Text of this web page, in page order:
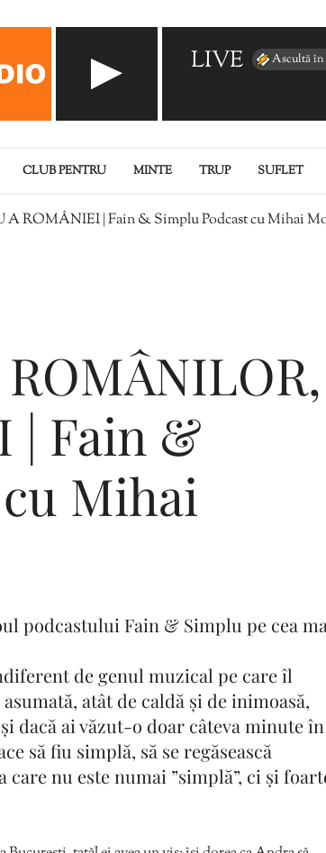
LIVE Ascultă
CLUB PENTRU MINTE TRUP SUFLET
| Fain & Simplu Podcast cu Mihai
| Fain &
Mihai
podcastului Fain & Simplu pe cea
de genul muzical pe care îl
atât de caldă și de inimoasă,
dacă ai văzut-o doar câteva minute în
să fiu simplă, să se regăsească
nu este numai ”simplă”, ci și